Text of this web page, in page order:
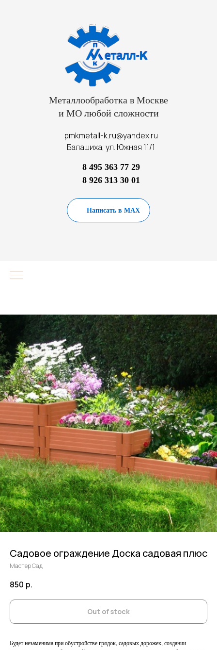
Металлообработка в Москве
и МО любой сложности
pmkmetall-k.ru@yandex.ru
Балашиха, ул. Южная 11/1
8 495 363 77 29
8 926 313 30 01
Написать в MAX
Садовое ограждение Доска садовая плюс
Мастер Сад
850 р.
Out of stock
Будет незаменима при обустройстве грядок, садовых дорожек, создании